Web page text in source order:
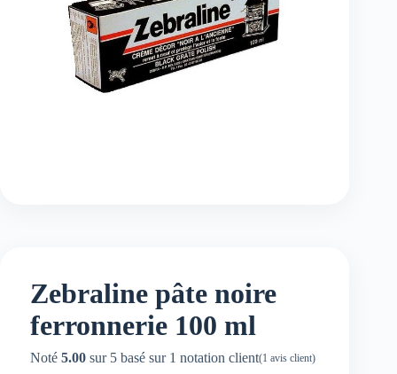
Zebraline pâte noire
ferronnerie 100 ml
Noté 5.00 sur 5 basé sur 1 notation client(1 avis client)